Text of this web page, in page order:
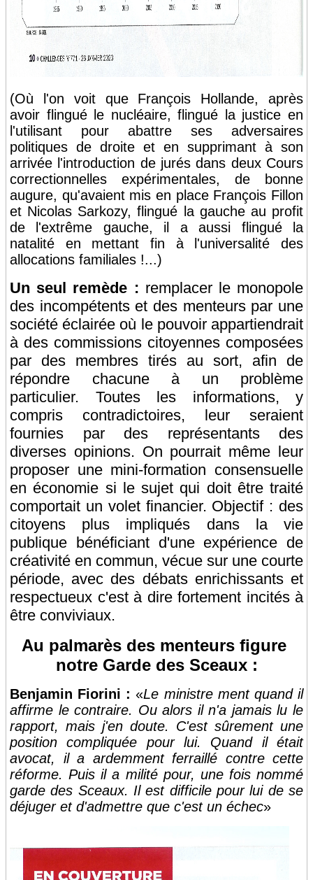
(Où l'on voit que François Hollande, après
avoir flingué le nucléaire, flingué la justice en
l'utilisant pour abattre ses adversaires
politiques de droite et en supprimant à son
arrivée l'introduction de jurés dans deux Cours
correctionnelles expérimentales, de bonne
augure, qu'avaient mis en place François Fillon
et Nicolas Sarkozy, flingué la gauche au profit
de l'extrême gauche, il a aussi flingué la
natalité en mettant fin à l'universalité des
allocations familiales !...)
Un seul remède : remplacer le monopole
des incompétents et des menteurs par une
société éclairée où le pouvoir appartiendrait
à des commissions citoyennes composées
par des membres tirés au sort, afin de
répondre chacune à un problème
particulier. Toutes les informations, y
compris contradictoires, leur seraient
fournies par des représentants des
diverses opinions. On pourrait même leur
proposer une mini-formation consensuelle
en économie si le sujet qui doit être traité
comportait un volet financier. Objectif : des
citoyens plus impliqués dans la vie
publique bénéficiant d'une expérience de
créativité en commun, vécue sur une courte
période, avec des débats enrichissants et
respectueux c'est à dire fortement incités à
être conviviaux.
Au palmarès des menteurs figure
notre Garde des Sceaux :
Benjamin Fiorini : «Le ministre ment quand il
affirme le contraire. Ou alors il n'a jamais lu le
rapport, mais j'en doute. C'est sûrement une
position compliquée pour lui. Quand il était
avocat, il a ardemment ferraillé contre cette
réforme. Puis il a milité pour, une fois nommé
garde des Sceaux. Il est difficile pour lui de se
déjuger et d'admettre que c'est un échec»